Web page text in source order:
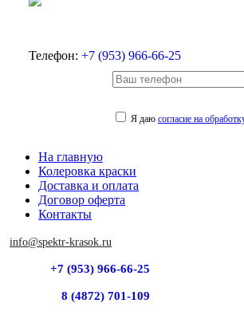
Телефон: +7 (953) 966-66-25
Я даю согласие на
На главную
Колеровка краски
Доставка и оплата
Договор оферта
Контакты
info@spektr-krasok.ru
+7 (953) 966-66-25
8 (4872) 701-109